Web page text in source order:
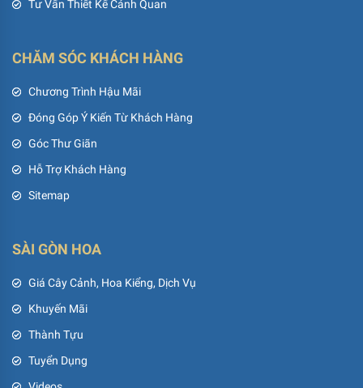
Tư Vấn Thiết Kế Cảnh Quan
CHĂM SÓC KHÁCH HÀNG
Chương Trình Hậu Mãi
Đóng Góp Ý Kiến Từ Khách Hàng
Góc Thư Giãn
Hỗ Trợ Khách Hàng
Sitemap
SÀI GÒN HOA
Giá Cây Cảnh, Hoa Kiểng, Dịch Vụ
Khuyến Mãi
Thành Tựu
Tuyển Dụng